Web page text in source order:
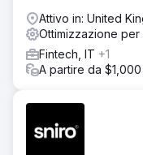
Attivo in: United
Ottimizzazione per
Fintech, IT +1
A partire da $1,000